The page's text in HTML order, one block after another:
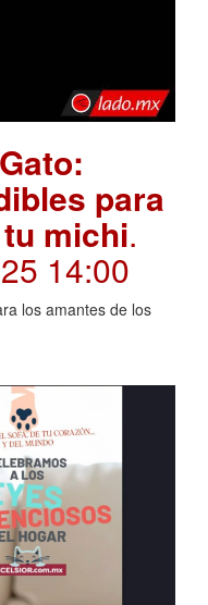
para
michi.
14:00
los amantes de los